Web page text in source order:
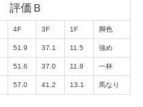
評価Ｂ
4F 3F 1F 脚色
51.9 37.1 11.5 強め
51.6 37.0 11.8 一杯
57.0 41.2 13.1 馬なり